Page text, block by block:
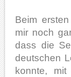
Beim
mir noch
dass die
deutschen
konnte,